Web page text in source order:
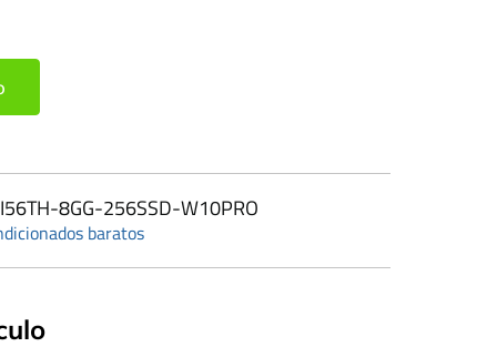
8GG-256SSD-W10PRO
baratos